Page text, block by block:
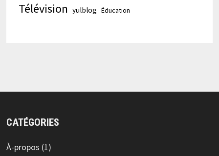
Télévision yulblog Éducation
CATÉGORIES
À-propos (1)